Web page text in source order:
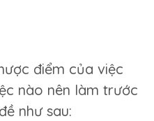
điểm của việc
nào nên làm trước
như sau: